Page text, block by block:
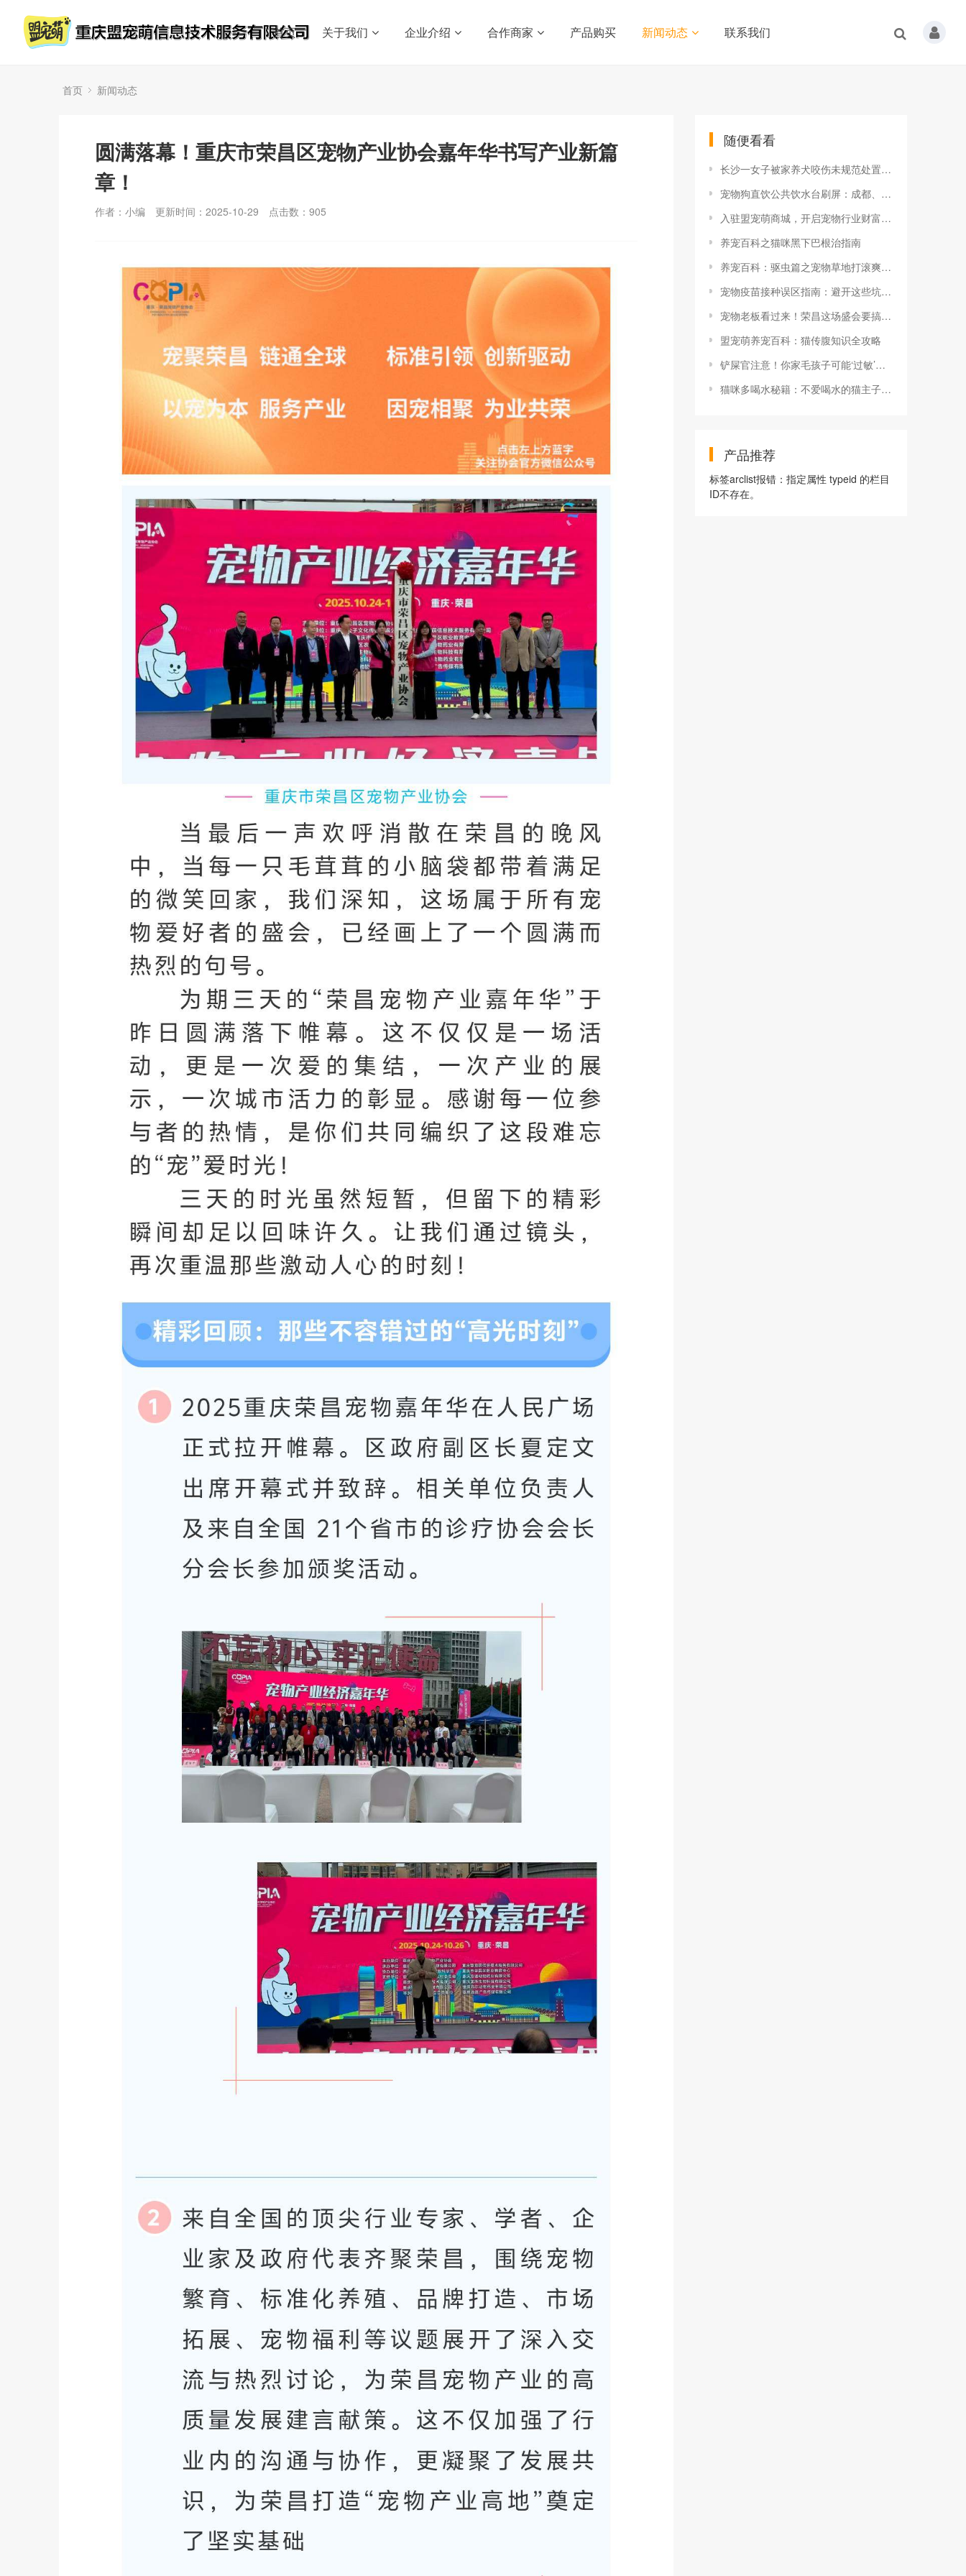
首页 关于我们 企业介绍 合作商家 产品购买 新闻动态 联系我们
首页 新闻动态
圆满落幕！重庆市荣昌区宠物产业协会嘉年华书写产业新篇
章！
作者：小编 更新时间：2025-10-29 点击数： 905
随便看看
长沙一女子被家养犬咬伤未规范处置 两月后狂犬病发作 疾控部门紧急发布健康提示
宠物狗直饮公共饮水台刷屏：成都、重庆、深圳接连上演，城市文明该如何安放？
入驻盟宠萌商城，开启宠物行业财富新航道！
养宠百科之猫咪黑下巴根治指南
养宠百科：驱虫篇之宠物草地打滚爽翻天
宠物疫苗接种误区指南：避开这些坑，守护毛孩子健康！
宠物老板看过来！荣昌这场盛会要搞大事！
盟宠萌养宠百科：猫传腹知识全攻略
铲屎官注意！你家毛孩子可能‘过敏’了！
猫咪多喝水秘籍：不爱喝水的猫主子专属攻略
产品推荐
标签arclist报错：指定属性 typeid 的栏目
ID不存在。